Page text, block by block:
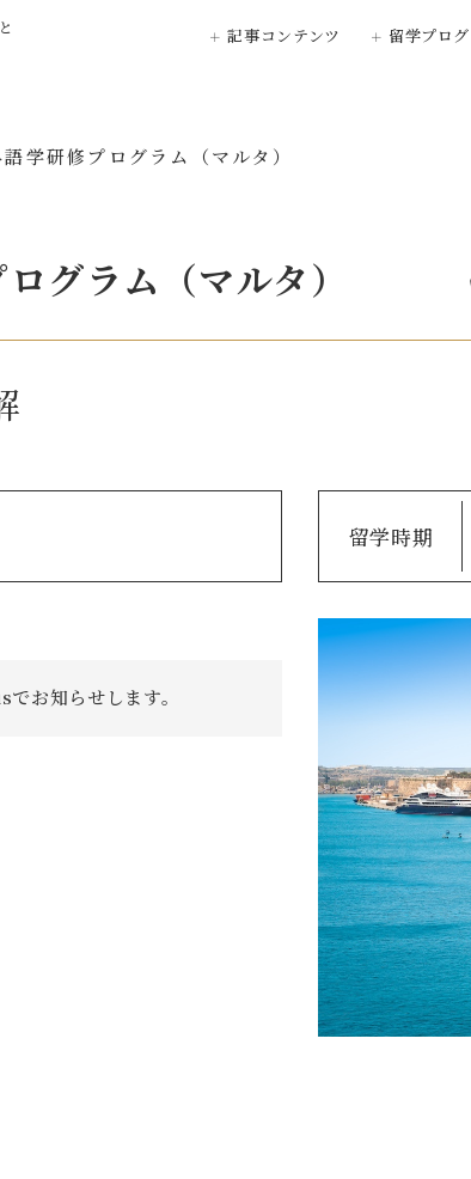
記事コンテンツ
見て学ぶ留学体験記
留学プロ
中
学研修プログラム（マルタ）
グラム（マルタ）
留学時期
お知らせします。